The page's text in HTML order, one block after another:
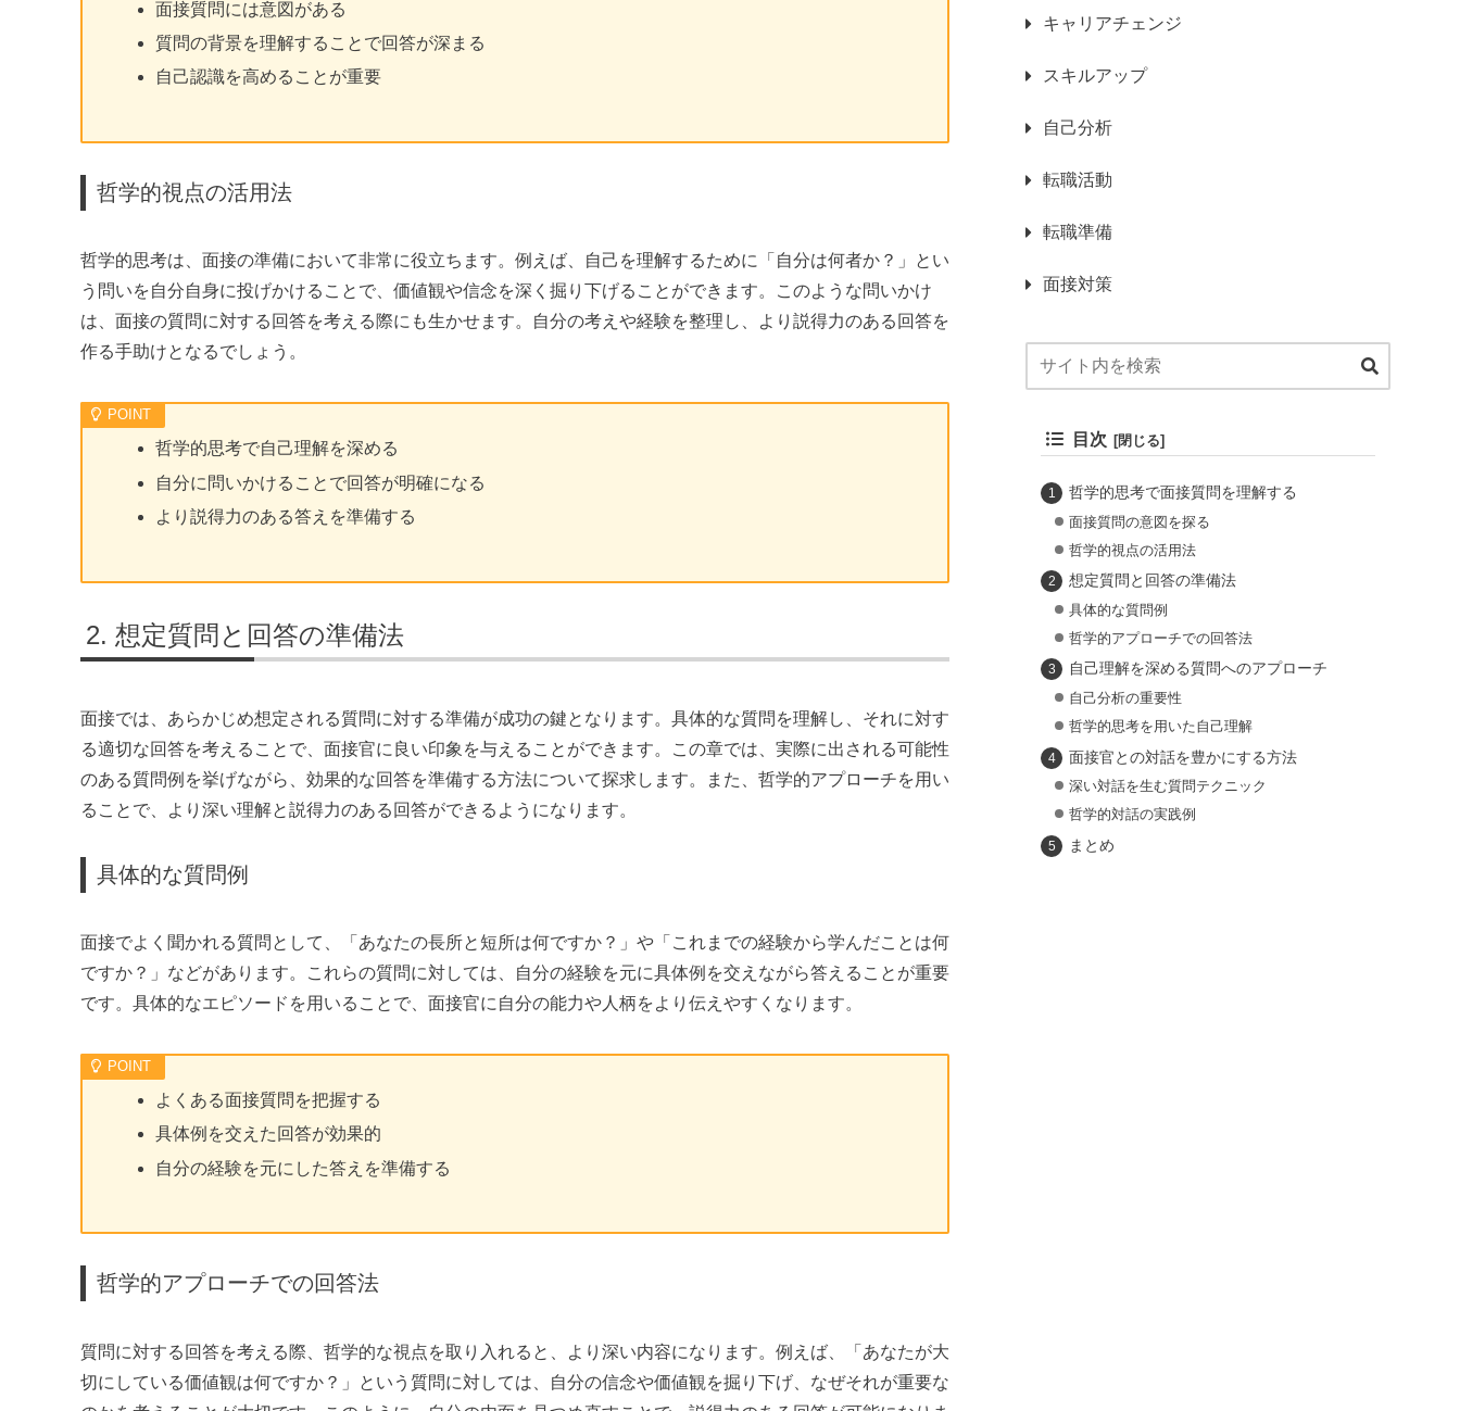
面接質問には意図がある
質問の背景を理解することで回答が深まる
自己認識を高めることが重要
哲学的視点の活用法
哲学的思考は、面接の準備において非常に役立ちます。例えば、自己を理解するために「自分は何者か？」とい
う問いを自分自身に投げかけることで、価値観や信念を深く掘り下げることができます。このような問いかけ
は、面接の質問に対する回答を考える際にも生かせます。自分の考えや経験を整理し、より説得力のある回答を
作る手助けとなるでしょう。
哲学的思考で自己理解を深める
自分に問いかけることで回答が明確になる
より説得力のある答えを準備する
想定質問と回答の準備法
面接では、あらかじめ想定される質問に対する準備が成功の鍵となります。具体的な質問を理解し、それに対す
る適切な回答を考えることで、面接官に良い印象を与えることができます。この章では、実際に出される可能性
のある質問例を挙げながら、効果的な回答を準備する方法について探求します。また、哲学的アプローチを用い
ることで、より深い理解と説得力のある回答ができるようになります。
具体的な質問例
面接でよく聞かれる質問として、「あなたの長所と短所は何ですか？」や「これまでの経験から学んだことは何
ですか？」などがあります。これらの質問に対しては、自分の経験を元に具体例を交えながら答えることが重要
です。具体的なエピソードを用いることで、面接官に自分の能力や人柄をより伝えやすくなります。
よくある面接質問を把握する
具体例を交えた回答が効果的
自分の経験を元にした答えを準備する
哲学的アプローチでの回答法
質問に対する回答を考える際、哲学的な視点を取り入れると、より深い内容になります。例えば、「あなたが大
切にしている価値観は何ですか？」という質問に対しては、自分の信念や価値観を掘り下げ、なぜそれが重要な
キャリアチェンジ
スキルアップ
自己分析
転職活動
転職準備
面接対策
目次
哲学的思考で面接質問を理解する
面接質問の意図を探る
哲学的視点の活用法
想定質問と回答の準備法
具体的な質問例
哲学的アプローチでの回答法
自己理解を深める質問へのアプローチ
自己分析の重要性
哲学的思考を用いた自己理解
面接官との対話を豊かにする方法
深い対話を生む質問テクニック
哲学的対話の実践例
まとめ